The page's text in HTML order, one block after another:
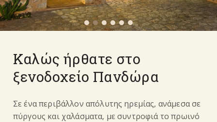
Καλώς ήρθατε στο
ξενοδοχείο Πανδώρα
Σε ένα περιβάλλον απόλυτης ηρεμίας, ανάμεσα σε
πύργους και χαλάσματα, με συντροφιά το πρωινό